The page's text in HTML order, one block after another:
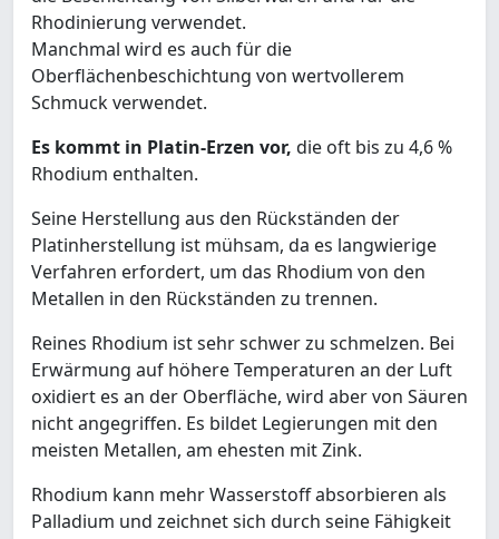
Rhodinierung verwendet.
Manchmal wird es auch für die
Oberflächenbeschichtung von wertvollerem
Schmuck verwendet.
Es kommt in Platin-Erzen vor, die oft bis zu 4,6 %
Rhodium enthalten.
Seine Herstellung aus den Rückständen der
Platinherstellung ist mühsam, da es langwierige
Verfahren erfordert, um das Rhodium von den
Metallen in den Rückständen zu trennen.
Reines Rhodium ist sehr schwer zu schmelzen. Bei
Erwärmung auf höhere Temperaturen an der Luft
oxidiert es an der Oberfläche, wird aber von Säuren
nicht angegriffen. Es bildet Legierungen mit den
meisten Metallen, am ehesten mit Zink.
Rhodium kann mehr Wasserstoff absorbieren als
Palladium und zeichnet sich durch seine Fähigkeit